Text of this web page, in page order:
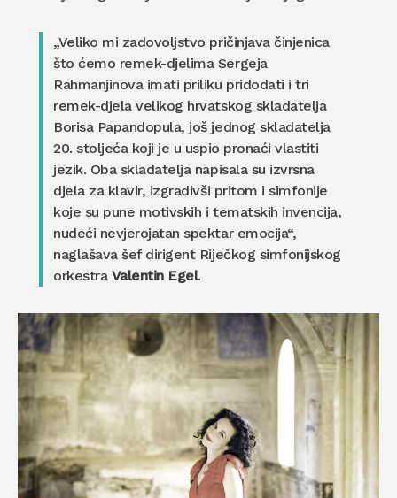
„Veliko mi zadovoljstvo pričinjava činjenica
što ćemo remek-djelima Sergeja
Rahmanjinova imati priliku pridodati i tri
remek-djela velikog hrvatskog skladatelja
Borisa Papandopula, još jednog skladatelja
20. stoljeća koji je u uspio pronaći vlastiti
jezik. Oba skladatelja napisala su izvrsna
djela za klavir, izgradivši pritom i simfonije
koje su pune motivskih i tematskih invencija,
nudeći nevjerojatan spektar emocija“,
naglašava šef dirigent Riječkog simfonijskog
orkestra Valentin Egel.